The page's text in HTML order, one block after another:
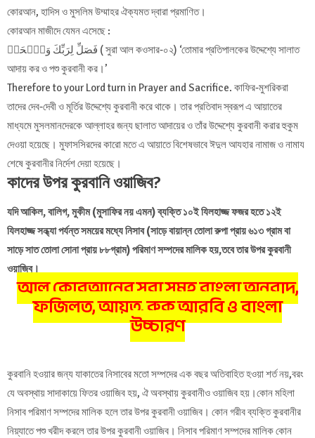
কোরআন, হাদিস ও মুসলিম উম্মাহর ঐক্যমত দ্বারা প্রমাণিত।
কোরআন মাজীদে যেমন এসেছে :
فَصَلِّ لِرَبِّكَ وَٱنۡحَرۡ ( সুরা আল কওসার-০২) ‘তোমার প্রতিপালকের উদ্দেশ্যে সালাত
আদায় কর ও পশু কুরবানী কর।’
Therefore to your Lord turn in Prayer and Sacrifice. কাফির-মুশরিকরা
তাদের দেব-দেবী ও মূর্তির উদ্দেশ্যে কুরবানী করে থাকে। তার প্রতিবাদ স্বরূপ এ আয়াতের
মাধ্যমে মুসলমানদেরকে আল্লাহর জন্য ছালাত আদায়ের ও তাঁর উদ্দেশ্যে কুরবানী করার হুকুম
দেওয়া হয়েছে। মুফাসসিরদের কারো মতে এ আয়াতে বিশেষভাবে ঈদুল আযহার নামাজ ও নামায
শেষে কুরবানীর নির্দেশ দেয়া হয়েছে।
কাদের উপর কুরবানি ওয়াজিব?
যদি আকিল, বালিগ, মুকীম (মুসাফির নয় এমন) ব্যক্তি ১০ই যিলহাজ্জ ফজর হতে ১২ই
যিলহাজ্জ সন্ধ্যা পর্যন্ত সময়ের মধ্যে নিসাব (সাড়ে বায়ান্ন তোলা রুপা প্রায় ৬১৩ গ্রাম বা
সাড়ে সাত তোলা সোনা প্রায় ৮৮গ্রাম) পরিমাণ সম্পদের মালিক হয়,তবে তার উপর কুরবানী
ওয়াজিব।
আল কোরআনের সূরা সমূহ বাংলা অনুবাদ,
ফজিলত, আয়ত, রুকু আরবি ও বাংলা
উচ্চারণ
কুরবানি হওয়ার জন্য যাকাতের নিসাবের মতো সম্পদের এক বছর অতিবাহিত হওয়া শর্ত নয়,বরং
যে অবস্থায় সাদাকায়ে ফিতর ওয়াজিব হয়, ঐ অবস্থায় কুরবানীও ওয়াজিব হয়।কোন মহিলা
নিসাব পরিমাণ সম্পদের মালিক হলে তার উপর কুরবানী ওয়াজিব। কোন গরীব ব্যক্তি কুরবানীর
নিয়্যাতে পশু খরীদ করলে তার উপর কুরবানী ওয়াজিব। নিসাব পরিমাণ সম্পদের মালিক কোন